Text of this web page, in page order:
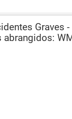
Graves -